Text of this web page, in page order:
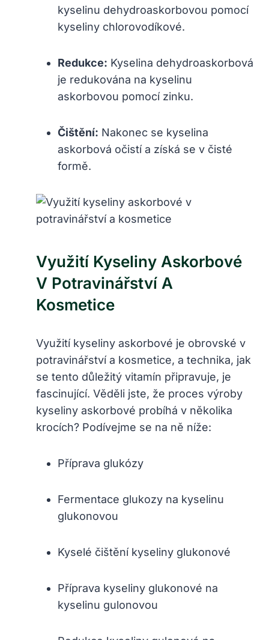
kyselinu dehydroaskorbovou pomocí
kyseliny chlorovodíkové.
Redukce: Kyselina dehydroaskorbová
je redukována na kyselinu
askorbovou pomocí zinku.
Čištění: Nakonec se kyselina
askorbová očistí a získá se v čisté
formě.
Využití Kyseliny Askorbové
V Potravinářství A
Kosmetice
Využití kyseliny askorbové je obrovské v
potravinářství a kosmetice, a technika, jak
se tento důležitý vitamín připravuje, je
fascinující. Věděli jste, že proces výroby
kyseliny askorbové probíhá v několika
krocích? Podívejme se na ně níže:
Příprava glukózy
Fermentace glukozy na kyselinu
glukonovou
Kyselé čištění kyseliny glukonové
Příprava kyseliny glukonové na
kyselinu gulonovou